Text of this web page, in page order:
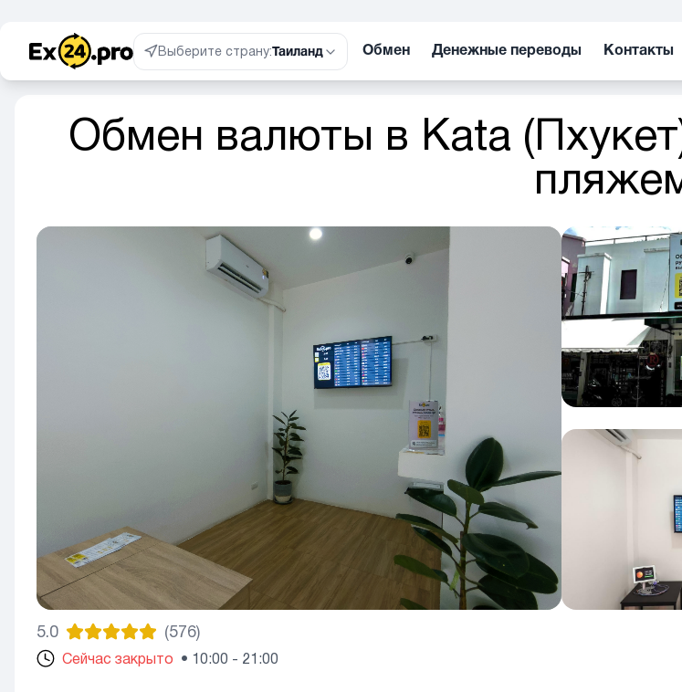
Выберите страну:Таиланд Обмен Денежные переводы Контакты
Обмен валюты в Kata
5.0 (576)
Сейчас закрыто • 10:00 - 21:00